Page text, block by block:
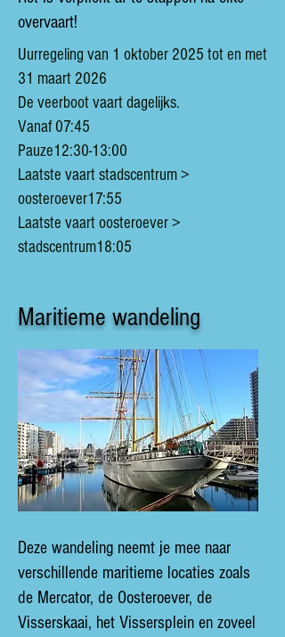
overvaart!
Uurregeling van 1 oktober 2025 tot en met
31 maart 2026
De veerboot vaart dagelijks.
Vanaf 07:45
Pauze12:30-13:00
Laatste vaart stadscentrum >
oosteroever17:55
Laatste vaart oosteroever >
stadscentrum18:05
Maritieme wandeling
Deze wandeling neemt je mee naar
verschillende maritieme locaties zoals
de Mercator, de Oosteroever, de
Visserskaai, het Vissersplein en zoveel